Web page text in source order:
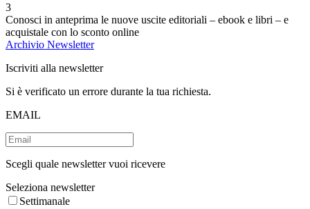
3
Conosci in anteprima le nuove uscite editoriali – ebook e libri – e
acquistale con lo sconto online
Archivio Newsletter
Iscriviti alla newsletter
Si è verificato un errore durante la tua richiesta.
EMAIL
Scegli quale newsletter vuoi ricevere
Seleziona newsletter
Settimanale